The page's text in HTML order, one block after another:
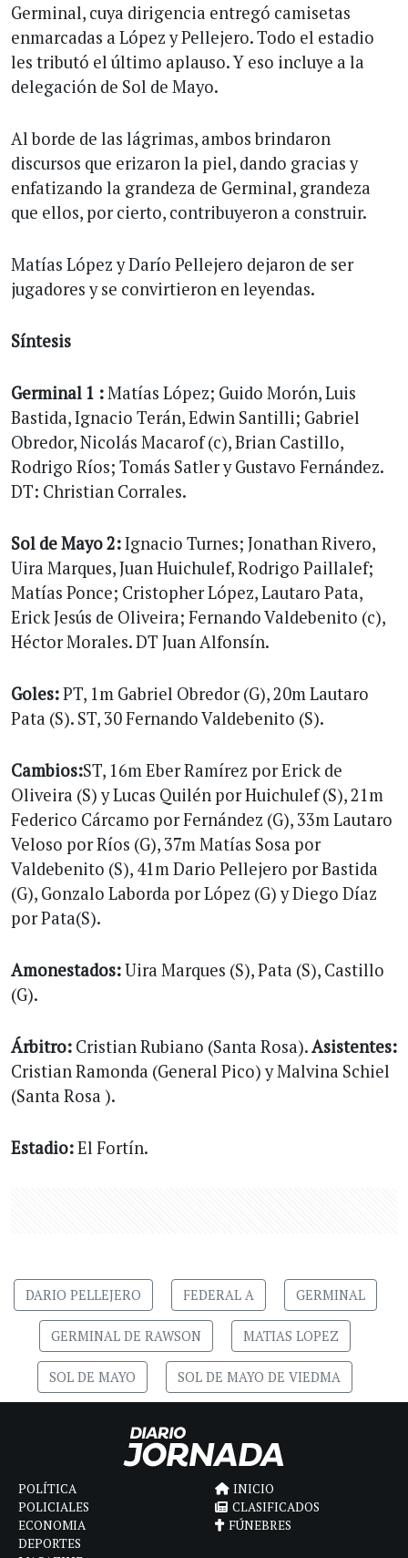
Germinal, cuya dirigencia entregó camisetas
enmarcadas a López y Pellejero. Todo el estadio
les tributó el último aplauso. Y eso incluye a la
delegación de Sol de Mayo.
Al borde de las lágrimas, ambos brindaron
discursos que erizaron la piel, dando gracias y
enfatizando la grandeza de Germinal, grandeza
que ellos, por cierto, contribuyeron a construir.
Matías López y Darío Pellejero dejaron de ser
jugadores y se convirtieron en leyendas.
Síntesis
Germinal 1 :Matías López; Guido Morón, Luis
Bastida, Ignacio Terán, Edwin Santilli; Gabriel
Obredor, Nicolás Macarof (c), Brian Castillo,
Rodrigo Ríos; Tomás Satler y Gustavo Fernández.
DT: Christian Corrales.
Sol de Mayo 2:Ignacio Turnes; Jonathan Rivero,
Uira Marques, Juan Huichulef, Rodrigo Paillalef;
Matías Ponce; Cristopher López, Lautaro Pata,
Erick Jesús de Oliveira; Fernando Valdebenito (c),
Héctor Morales. DT Juan Alfonsín.
Goles:PT, 1m Gabriel Obredor (G), 20m Lautaro
Pata (S). ST, 30 Fernando Valdebenito (S).
Cambios:ST, 16m Eber Ramírez por Erick de
Oliveira (S) y Lucas Quilén por Huichulef (S), 21m
Federico Cárcamo por Fernández (G), 33m Lautaro
Veloso por Ríos (G), 37m Matías Sosa por
Valdebenito (S), 41m Dario Pellejero por Bastida
(G), Gonzalo Laborda por López (G) y Diego Díaz
por Pata(S).
Amonestados:Uira Marques (S), Pata (S), Castillo
(G).
Árbitro: Cristian Rubiano (Santa Rosa).Asistentes:
Cristian Ramonda (General Pico) y Malvina Schiel
(Santa Rosa ).
Estadio:El Fortín.
DARIO PELLEJERO FEDERAL A GERMINAL
GERMINAL DE RAWSON MATIAS LOPEZ
SOL DE MAYO SOL DE MAYO DE VIEDMA
POLÍTICA
POLICIALES
ECONOMIA
DEPORTES
INICIO
CLASIFICADOS
FÚNEBRES